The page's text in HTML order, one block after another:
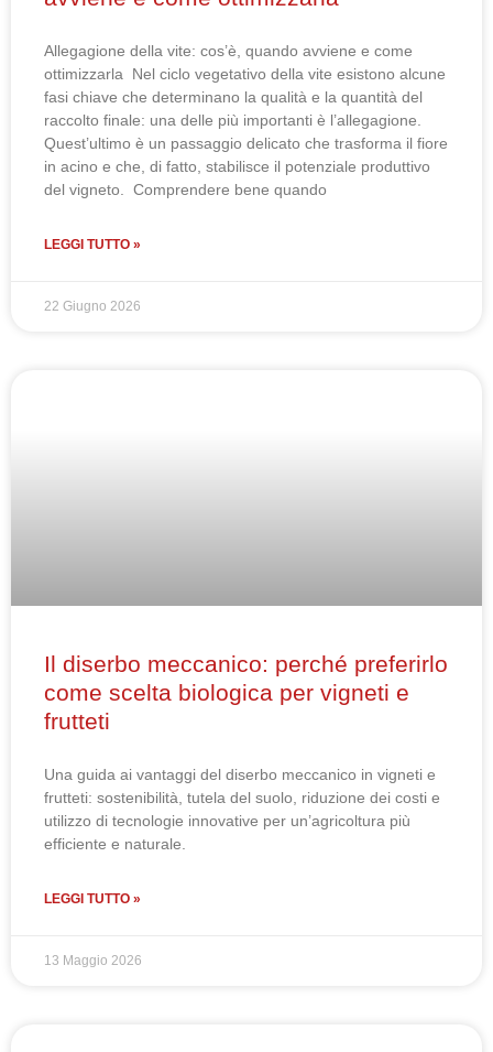
Allegagione della vite: cos’è, quando avviene e come
ottimizzarla Nel ciclo vegetativo della vite esistono alcune
fasi chiave che determinano la qualità e la quantità del
raccolto finale: una delle più importanti è l’allegagione.
Quest’ultimo è un passaggio delicato che trasforma il fiore
in acino e che, di fatto, stabilisce il potenziale produttivo
del vigneto. Comprendere bene quando
LEGGI TUTTO »
22 Giugno 2026
Il diserbo meccanico: perché preferirlo
come scelta biologica per vigneti e
frutteti
Una guida ai vantaggi del diserbo meccanico in vigneti e
frutteti: sostenibilità, tutela del suolo, riduzione dei costi e
utilizzo di tecnologie innovative per un’agricoltura più
efficiente e naturale.
LEGGI TUTTO »
13 Maggio 2026